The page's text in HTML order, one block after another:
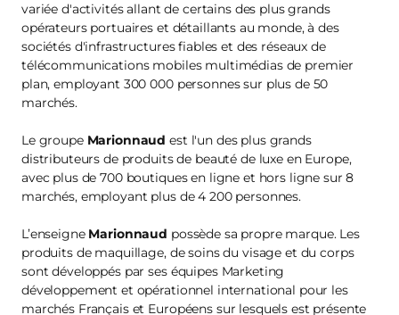
variée d'activités allant de certains des plus grands
opérateurs portuaires et détaillants au monde, à des
sociétés d'infrastructures fiables et des réseaux de
télécommunications mobiles multimédias de premier
plan, employant 300 000 personnes sur plus de 50
marchés.
Le groupe Marionnaud est l'un des plus grands
distributeurs de produits de beauté de luxe en Europe,
avec plus de 700 boutiques en ligne et hors ligne sur 8
marchés, employant plus de 4 200 personnes.
L’enseigne Marionnaud possède sa propre marque. Les
produits de maquillage, de soins du visage et du corps
sont développés par ses équipes Marketing
développement et opérationnel international pour les
marchés Français et Européens sur lesquels est présente